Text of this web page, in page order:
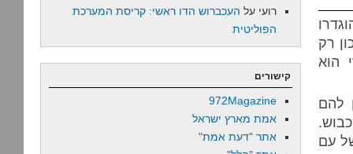
רק
הוא
להם
עם
רועי על העכברוש הדו ראשי: קריסת המערכת
הפוליטית
קישורים
972Magazine
אמת מארץ ישראל
אתר "דעת אמת"